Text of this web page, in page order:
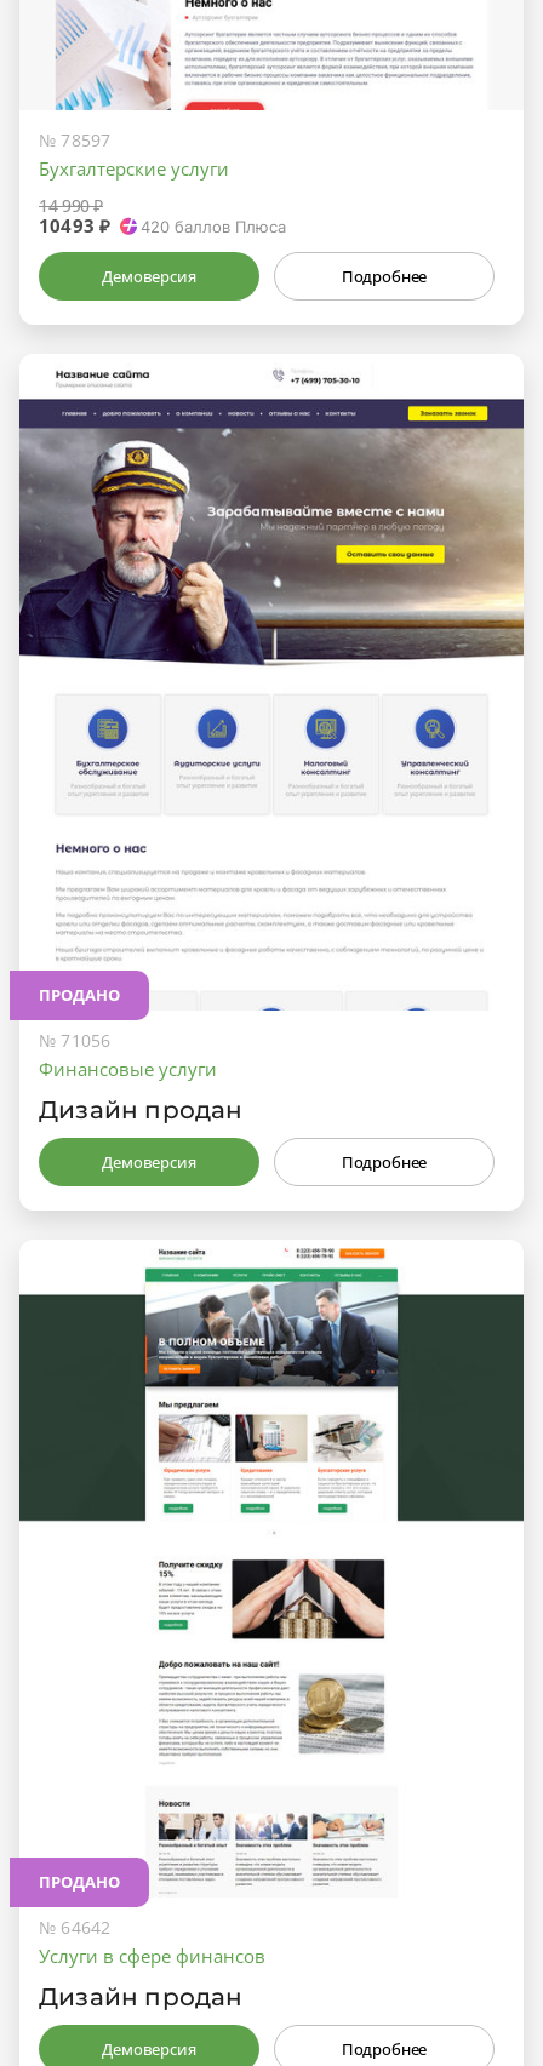
№ 78597
Бухгалтерские услуги
14 990 ₽
10493 ₽ 420 баллов Плюса
Демоверсия Подробнее
ПРОДАНО
№ 71056
Финансовые услуги
Дизайн продан
Демоверсия Подробнее
ПРОДАНО
№ 64642
Услуги в сфере финансов
Дизайн продан
Демоверсия Подробнее